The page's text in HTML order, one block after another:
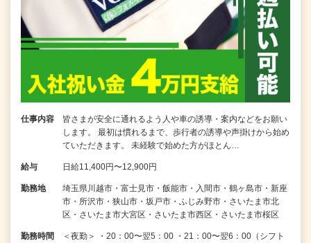
仕事内容
皆さまが安全に通れるよう人や車の誘導・案内などをお願い
します。 最初は慣れるまで、歩行者の誘導や声掛けから始め
ていただきます。 未経験で始めた方がほとん…
給与 日給11,400円〜12,900円
勤務地
埼玉県川越市・富士見市・飯能市・入間市・鶴ヶ島市・新座
市・所沢市・狭山市・坂戸市・ふじみ野市・さいたま市北
区・さいたま市大宮区・さいたま市西区・さいたま市桜区
勤務時間 ＜夜勤＞ ・20：00〜翌5：00 ・21：00〜翌6：00（シフト